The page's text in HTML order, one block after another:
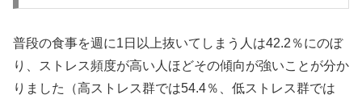
普段の食事を週に1日以上抜いてしまう人は42.2％にのぼ
り、ストレス頻度が高い人ほどその傾向が強いことが分か
りました（高ストレス群では54.4％、低ストレス群では